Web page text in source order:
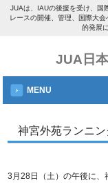
JUAは、IAUの後援を受け、国
レースの開催、管理、国際大
的発展
JUA日
MENU
神宮外苑ランニン
3月28日（土）の午後に、